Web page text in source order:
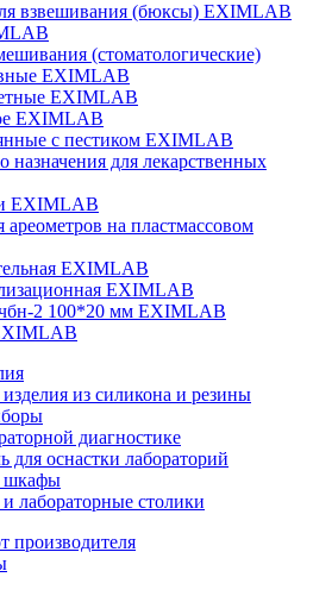
взвешивания (бюксы) EXIMLAB
(стоматологические)
EXIMLAB
EXIMLAB
EXIMLAB
с пестиком EXIMLAB
назначения для лекарственных
EXIMLAB
на пластмассовом
EXIMLAB
EXIMLAB
2 100*20 мм EXIMLAB
из силикона и резины
диагностике
для оснастки лабораторий
шкафы
лабораторные столики
производителя